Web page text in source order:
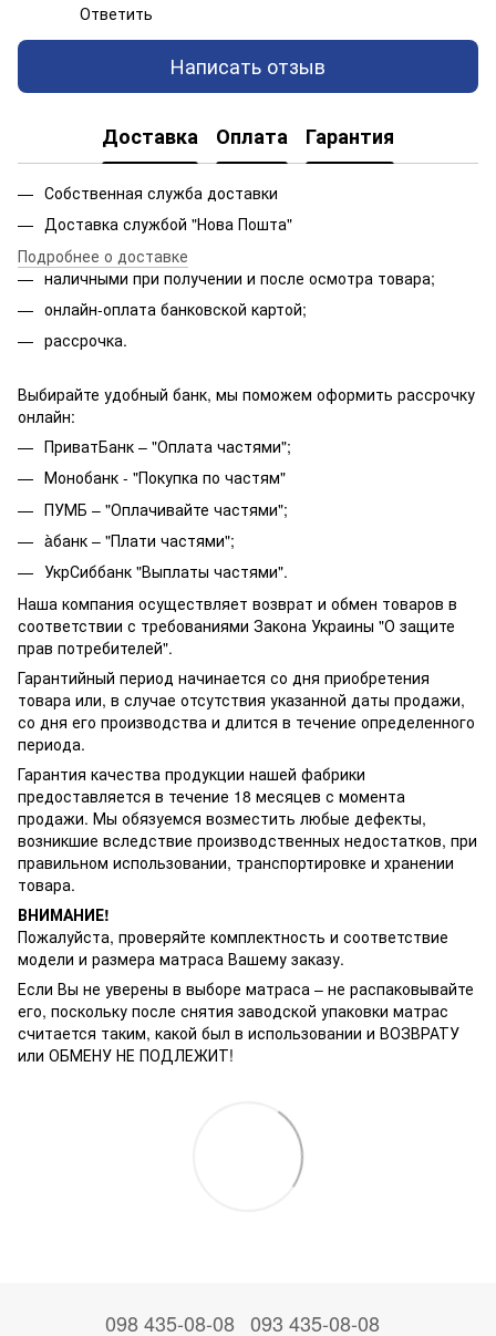
Ответить
Написать отзыв
Доставка Оплата Гарантия
Собственная служба доставки
Доставка службой "Нова Пошта"
Подробнее о доставке
наличными при получении и после осмотра товара;
онлайн-оплата банковской картой;
рассрочка.
Выбирайте удобный банк, мы поможем оформить рассрочку
онлайн:
ПриватБанк – "Оплата частями";
Монобанк - "Покупка по частям"
ПУМБ – "Оплачивайте частями";
àбанк – "Плати частями";
УкрСиббанк "Выплаты частями".
Наша компания осуществляет возврат и обмен товаров в
соответствии с требованиями Закона Украины "О защите
прав потребителей".
Гарантийный период начинается со дня приобретения
товара или, в случае отсутствия указанной даты продажи,
со дня его производства и длится в течение определенного
периода.
Гарантия качества продукции нашей фабрики
предоставляется в течение 18 месяцев с момента
продажи. Мы обязуемся возместить любые дефекты,
возникшие вследствие производственных недостатков, при
правильном использовании, транспортировке и хранении
товара.
ВНИМАНИЕ!
Пожалуйста, проверяйте комплектность и соответствие
модели и размера матраса Вашему заказу.
Если Вы не уверены в выборе матраса – не распаковывайте
его, поскольку после снятия заводской упаковки матрас
считается таким, какой был в использовании и ВОЗВРАТУ
или ОБМЕНУ НЕ ПОДЛЕЖИТ!
098 435-08-08 093 435-08-08